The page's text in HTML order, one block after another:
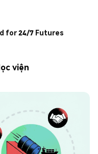
for 24/7 Futures
viện